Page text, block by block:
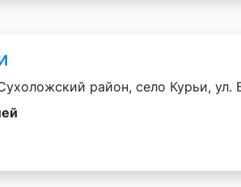
район, село Курьи, ул.